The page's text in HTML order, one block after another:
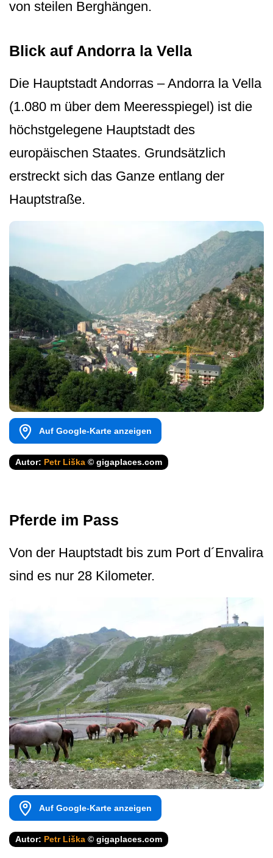
von steilen Berghängen.
Blick auf Andorra la Vella
Die Hauptstadt Andorras – Andorra la Vella
(1.080 m über dem Meeresspiegel) ist die
höchstgelegene Hauptstadt des
europäischen Staates. Grundsätzlich
erstreckt sich das Ganze entlang der
Hauptstraße.
Auf Google-Karte anzeigen
Autor: Petr Liška © gigaplaces.com
Pferde im Pass
Von der Hauptstadt bis zum Port d´Envalira
sind es nur 28 Kilometer.
Auf Google-Karte anzeigen
Autor: Petr Liška © gigaplaces.com